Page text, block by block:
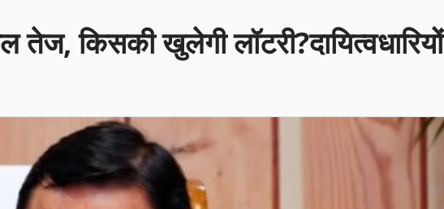
तेज, किसकी खुलेगी लॉटरी?दायित्वधारियों